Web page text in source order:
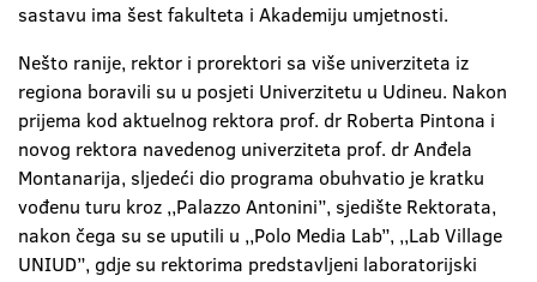
sastavu ima šest fakulteta i Akademiju umjetnosti.
Nešto ranije, rektor i prorektori sa više univerziteta iz
regiona boravili su u posjeti Univerzitetu u Udineu. Nakon
prijema kod aktuelnog rektora prof. dr Roberta Pintona i
novog rektora navedenog univerziteta prof. dr Anđela
Montanarija, sljedeći dio programa obuhvatio je kratku
vođenu turu kroz ,,Palazzo Antonini”, sjedište Rektorata,
nakon čega su se uputili u ,,Polo Media Lab”, ,,Lab Village
UNIUD”, gdje su rektorima predstavljeni laboratorijski